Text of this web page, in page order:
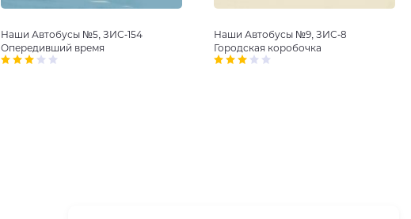
Наши Автобусы №5, ЗИС-154
Опередивший время
Наши Автобусы №9, ЗИС-8
Городская коробочка